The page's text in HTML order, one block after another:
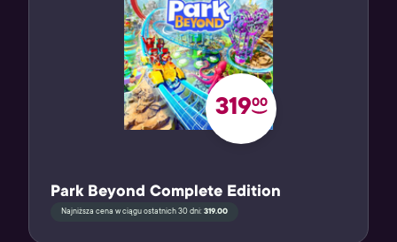
31900
Park Beyond Complete Edition
Najniższa cena w ciągu ostatnich 30 dni: 319.00